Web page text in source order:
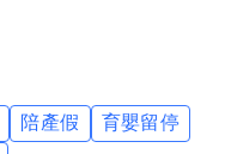
陪產假
育嬰留停